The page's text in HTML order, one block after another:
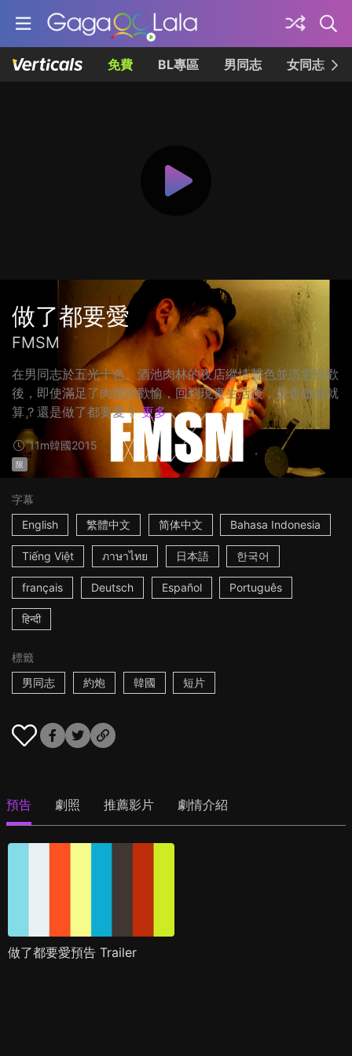
免費 BL專區 男同志 女同志
做了都要愛
FMSM
在男同志於五光十色、酒池肉林的夜店縱情聲色並恣意狂歡
後，即使滿足了肉體的歡愉，回到現實生活後，是否做過就
算？還是做了都要愛？ 更多
11m韓國2015
限
字幕
English
繁體中文 简体中文 Bahasa Indonesia
Tiếng Việt ภาษาไทย 日本語 한국어
français Deutsch Español Português
हिन्दी
標籤
男同志
約炮 韓國 短片
預告 劇照 推薦影片 劇情介紹
做了都要愛預告 Trailer